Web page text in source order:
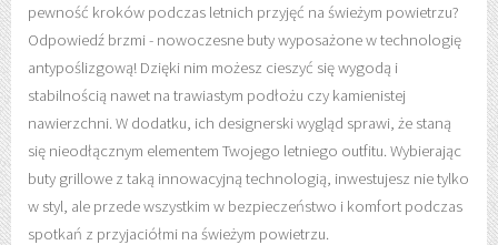
pewność kroków podczas letnich przyjęć na świeżym powietrzu?
Odpowiedź brzmi - nowoczesne buty wyposażone w technologię
antypoślizgową! Dzięki nim możesz cieszyć się wygodą i
stabilnością nawet na trawiastym podłożu czy kamienistej
nawierzchni. W dodatku, ich designerski wygląd sprawi, że staną
się nieodłącznym elementem Twojego letniego outfitu. Wybierając
buty grillowe z taką innowacyjną technologią, inwestujesz nie tylko
w styl, ale przede wszystkim w bezpieczeństwo i komfort podczas
spotkań z przyjaciółmi na świeżym powietrzu.